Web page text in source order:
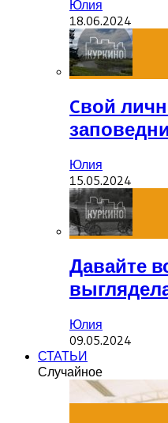
Юлия
18.06.2024
Cвой
Юлия
15.05.2024
Давайте
Юлия
09.05.2024
СТАТЬИ
Случайное